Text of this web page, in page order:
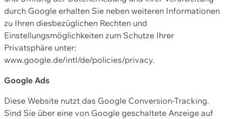
durch Google erhalten Sie neben weiteren Informationen
zu Ihren diesbezüglichen Rechten und
Einstellungsmöglichkeiten zum Schutze Ihrer
Privatsphäre unter:
www.google.de/intl/de/policies/privacy.
Google Ads
Diese Website nutzt das Google Conversion-Tracking.
Sind Sie über eine von Google geschaltete Anzeige auf